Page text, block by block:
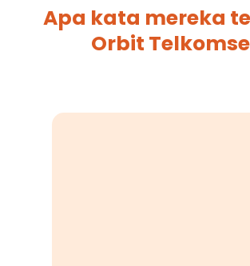
Apa kata mereka
Orbit